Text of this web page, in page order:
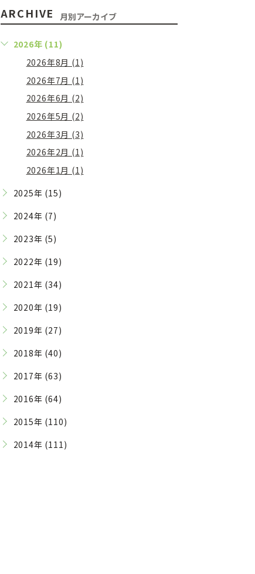
ARCHIVE 月別アーカイブ
2026年 (11)
2026年8月 (1)
2026年7月 (1)
2026年6月 (2)
2026年5月 (2)
2026年3月 (3)
2026年2月 (1)
2026年1月 (1)
2025年 (15)
2024年 (7)
2023年 (5)
2022年 (19)
2021年 (34)
2020年 (19)
2019年 (27)
2018年 (40)
2017年 (63)
2016年 (64)
2015年 (110)
2014年 (111)